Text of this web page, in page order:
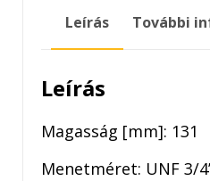
Leírás További
Leírás
Magasság [mm]: 131
Menetméret: UNF 3/